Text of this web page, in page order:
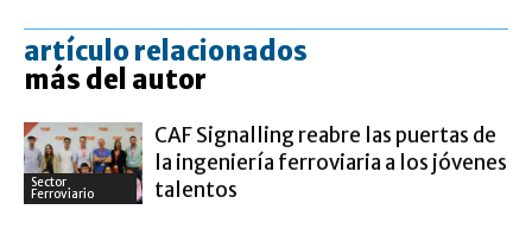
artículo relacionados
más del autor
Sector
Ferroviario
CAF Signalling reabre las puertas de
la ingeniería ferroviaria a los jóvenes
talentos